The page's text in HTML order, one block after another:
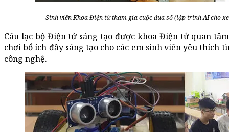
Sinh viên Khoa Điện tử tham gia cuộc đua số (lập trình AI cho
Câu lạc bộ Điện tử sáng tạo được khoa Điện tử quan
chơi bổ ích đầy sáng tạo cho các em sinh viên yêu thích
công nghệ.